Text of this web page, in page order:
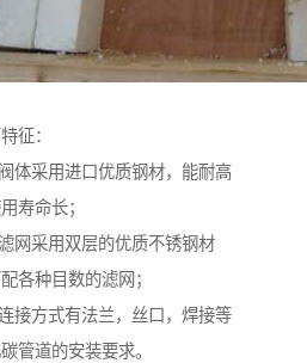
征：
体采用进口优质钢材，能耐高
寿命长；
网采用双层的优质不锈钢材
各种目数的滤网；
接方式有法兰，丝口，焊接等
管道的安装要求。